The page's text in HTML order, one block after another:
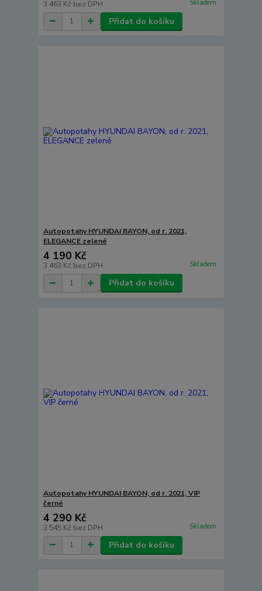
3 463 Kč bez DPH Skladem
Přidat do košíku
Autopotahy HYUNDAI BAYON, od r. 2021,
ELEGANCE zelené
4 190 Kč
3 463 Kč bez DPH Skladem
Přidat do košíku
Autopotahy HYUNDAI BAYON, od r. 2021, VIP
černé
4 290 Kč
3 545 Kč bez DPH Skladem
Přidat do košíku